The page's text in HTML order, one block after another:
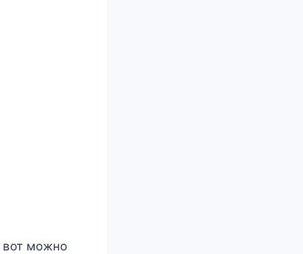
вот можно